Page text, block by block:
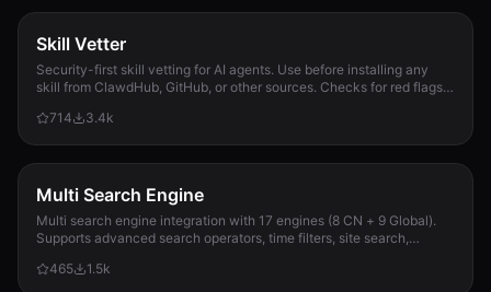
Skill Vetter
Security-first skill vetting for AI agents. Use before installing any
skill from ClawdHub, GitHub, or other sources. Checks for red flags,
714
3.4k
Multi Search Engine
Multi search engine integration with 17 engines (8 CN + 9 Global).
Supports advanced search operators, time filters, site search,
required.
465 1.5k